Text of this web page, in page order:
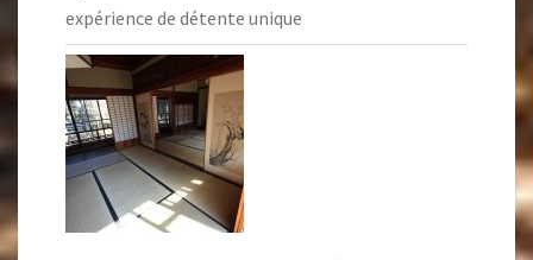
expérience de détente unique